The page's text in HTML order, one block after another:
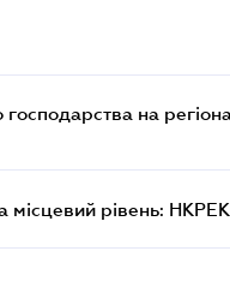
на
рівень: